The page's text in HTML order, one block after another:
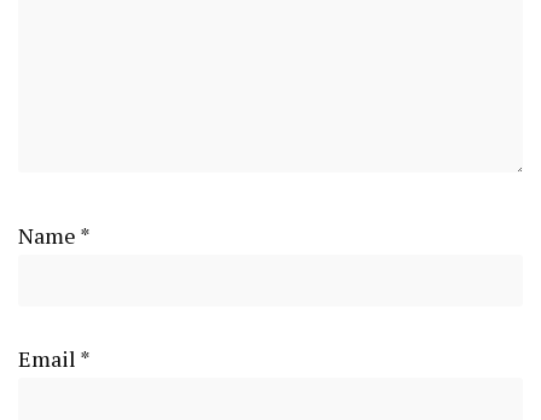
Name *
Email *